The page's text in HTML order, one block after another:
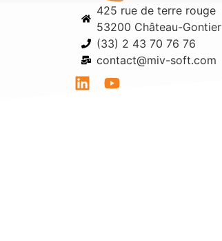
425 rue de terre rouge
53200 Château-Gontier
(33) 2 43 70 76 76
contact@miv-soft.com